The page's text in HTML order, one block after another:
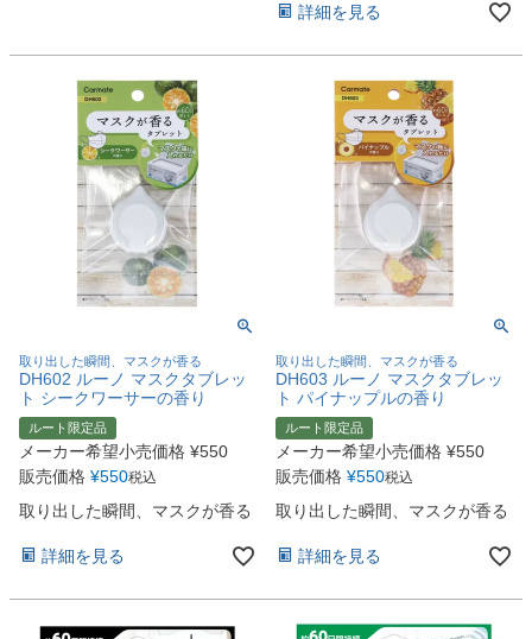
詳細を見る
取り出した瞬間、マスクが香る
DH602 ルーノ マスクタブレッ
ト シークワーサーの香り
ルート限定品
メーカー希望小売価格 ¥550
販売価格 ¥550税込
取り出した瞬間、マスクが香る
詳細を見る
取り出した瞬間、マスクが香る
DH603 ルーノ マスクタブレッ
ト パイナップルの香り
ルート限定品
メーカー希望小売価格 ¥550
販売価格 ¥550税込
取り出した瞬間、マスクが香る
詳細を見る